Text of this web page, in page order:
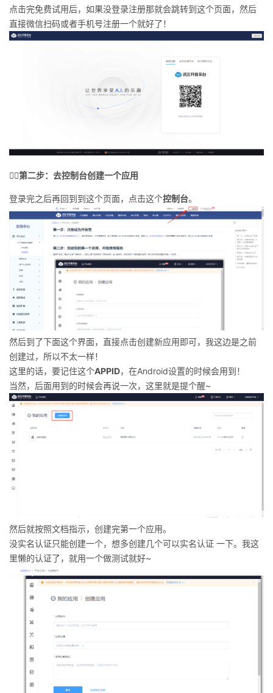
验
收
议
点击完免费试用后，如果没登录注册那就会跳转到这个页面，然后
直接微信扫码或者手机号注册一个就好了！
🏳️‍🌈第二步：去控制台创建一个应用
登录完之后再回到到这个页面，点击这个控制台。
然后到了下面这个界面，直接点击创建新应用即可，我这边是之前
创建过，所以不太一样！
这里的话，要记住这个APPID，在Android设置的时候会用到！
当然，后面用到的时候会再说一次，这里就是提个醒~
然后就按照文档指示，创建完第一个应用。
没实名认证只能创建一个，想多创建几个可以实名认证 一下。我这
里懒的认证了，就用一个做测试就好~